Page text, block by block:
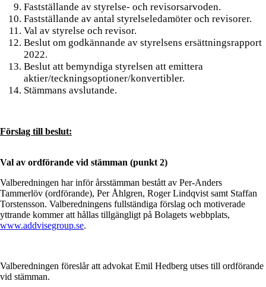
Fastställande av styrelse- och revisorsarvoden.
Fastställande av antal styrelseledamöter och revisorer.
Val av styrelse och revisor.
Beslut om godkännande av styrelsens ersättningsrapport
2022.
Beslut att bemyndiga styrelsen att emittera
aktier/teckningsoptioner/konvertibler.
Stämmans avslutande.
Förslag till beslut:
Val av ordförande vid stämman (punkt 2)
Valberedningen har inför årsstämman bestått av Per-Anders
Tammerlöv (ordförande), Per Åhlgren, Roger Lindqvist samt Staffan
Torstensson. Valberedningens fullständiga förslag och motiverade
yttrande kommer att hållas tillgängligt på Bolagets webbplats,
www.addvisegroup.se.
Valberedningen föreslår att advokat Emil Hedberg utses till ordförande
vid stämman.